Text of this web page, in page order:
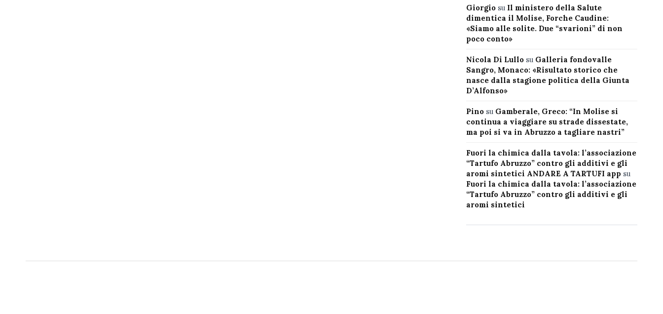
Giorgiosu Il ministero della Salute
dimentica il Molise, Forche Caudine:
«Siamo alle solite. Due “svarioni” di non
poco conto»
Nicola Di Lullosu Galleria fondovalle
Sangro, Monaco: «Risultato storico che
nasce dalla stagione politica della Giunta
D’Alfonso»
Pinosu Gamberale, Greco: “In Molise si
continua a viaggiare su strade dissestate,
ma poi si va in Abruzzo a tagliare nastri”
Fuori la chimica dalla tavola: l’associazione
“Tartufo Abruzzo” contro gli additivi e gli
aromi sintetici ANDARE A TARTUFI app su
Fuori la chimica dalla tavola: l’associazione
“Tartufo Abruzzo” contro gli additivi e gli
aromi sintetici